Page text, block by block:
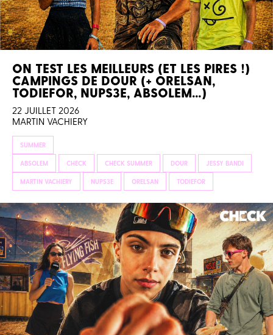
ON TEST LES MEILLEURS (ET LES PIRES !)
CAMPINGS DE DOUR (+ ORELSAN,
TODIEFOR, NUPS3E, ABSOLEM…)
22 JUILLET 2026
MARTIN VACHIERY
SUMMER
ABSOLEM CHECK CHECK SUMMER DOUR JESSY BANDI
MARTIN VACHIERY NUPS3E ORELSAN TODIEFOR